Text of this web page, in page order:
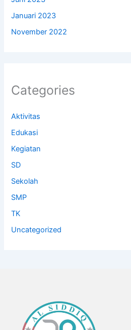
Januari 2023
November 2022
Categories
Aktivitas
Edukasi
Kegiatan
SD
Sekolah
SMP
TK
Uncategorized